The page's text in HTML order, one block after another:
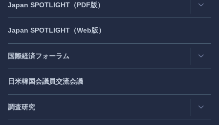
連絡先・所在地
活動評価
Japan SPOTLIGHT （PDF版）
Latest Issue- 最新号
Back Number
Publisher's Note- パブリッシャーズノート
Exclusive Interview
Japan SPOTLIGHT （Web版）
国際経済フォーラム
日アジア太平洋フォーラム
日米フォーラム
日欧フォーラム
日米韓国会議員交流会議
調査研究